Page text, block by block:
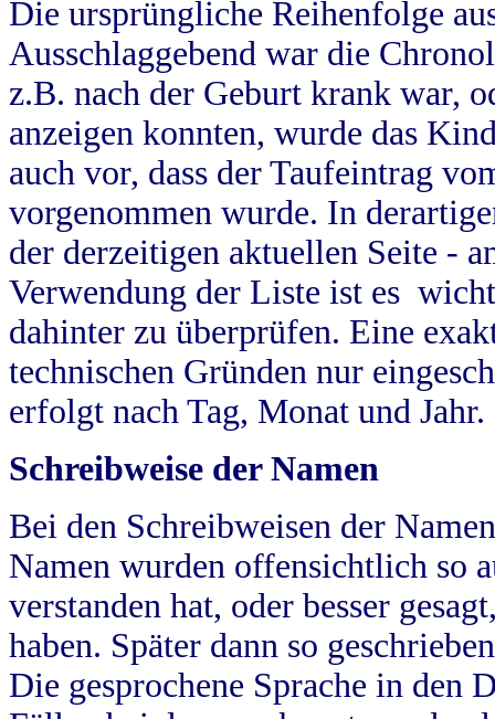
Die ursprüngliche Reihenfolge
Ausschlaggebend war die
z.B. nach der Geburt krank war,
anzeigen konnten, wurde das
auch vor, dass der Taufeintrag
vorgenommen wurde. In
der derzeitigen aktuellen Seite -
Verwendung der Liste ist es
dahinter zu überprüfen. Eine
technischen Gründen nur
erfolgt nach Tag, Monat und Jahr.
Schreibweise der Namen
Bei den Schreibweisen der
Namen wurden offensichtlich so
verstanden hat, oder besser
haben. Später dann so
Die gesprochene Sprache in